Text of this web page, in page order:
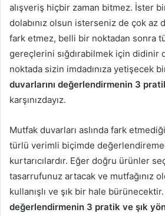
alışveriş hiçbir zaman bitmez. İster
dolabınız olsun isterseniz de çok az
fark etmez, belli bir noktadan sonra
gereçlerini sığdırabilmek için didinir
noktada sizin imdadınıza yetişecek
duvarlarını değerlendirmenin 3
karşınızdayız.
Mutfak duvarları aslında fark
türlü verimli biçimde
kurtarıcılardır. Eğer doğru ürünler
tasarrufunuz artacak ve mutfağınız
kullanışlı ve şık bir hale bürünecektir.
değerlendirmenin 3 pratik ve şık